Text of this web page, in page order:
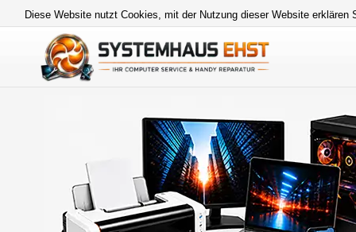
Diese Website nutzt Cookies, mit der Nutzung dieser Website